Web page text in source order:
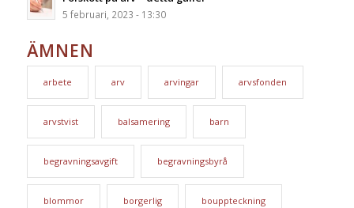
5 februari, 2023 - 13:30
ÄMNEN
arbete arv arvingar arvsfonden
arvstvist balsamering barn
begravningsavgift begravningsbyrå
blommor borgerlig bouppteckning